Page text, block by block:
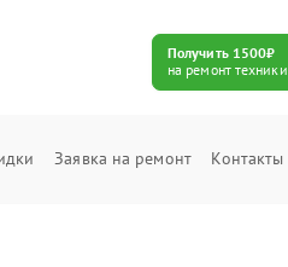
Получить 1500₽
на ремонт техники
Заявка на ремонт Контакты